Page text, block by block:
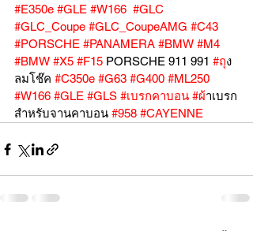
#E350e #GLE #W166 #GLC
#GLC_Coupe #GLC_CoupeAMG #C43
#PORSCHE #PANAMERA #BMW #M4
#BMW #X5 #F15 PORSCHE 911 991 #ถุง
ลมโช๊ค #C350e #G63 #G400 #ML250
#W166 #GLE #GLS #เบรกคาบอน #ผ้าเบรก
สำหรับจานคาบอน #958 #CAYENNE